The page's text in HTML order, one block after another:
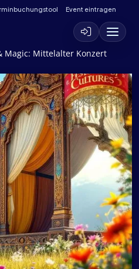
Event eintragen
Magic: Mittelalter Konzert